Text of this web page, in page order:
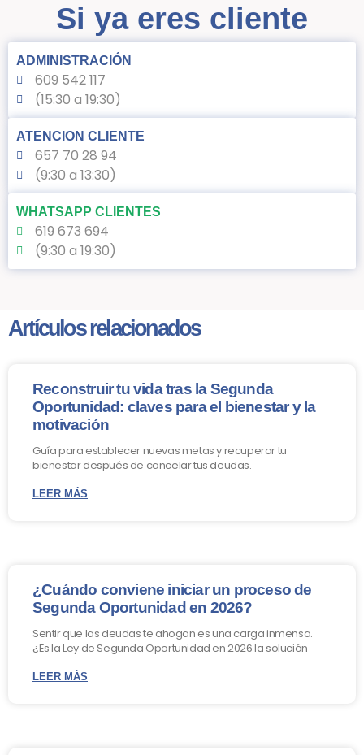
Si ya eres cliente
ADMINISTRACIÓN
609 542 117
(15:30 a 19:30)
ATENCION CLIENTE
657 70 28 94
(9:30 a 13:30)
WHATSAPP CLIENTES
619 673 694
(9:30 a 19:30)
Artículos relacionados
Reconstruir tu vida tras la Segunda
Oportunidad: claves para el bienestar y la
motivación
Guía para establecer nuevas metas y recuperar tu
bienestar después de cancelar tus deudas.
LEER MÁS
¿Cuándo conviene iniciar un proceso de
Segunda Oportunidad en 2026?
Sentir que las deudas te ahogan es una carga inmensa.
¿Es la Ley de Segunda Oportunidad en 2026 la solución
LEER MÁS